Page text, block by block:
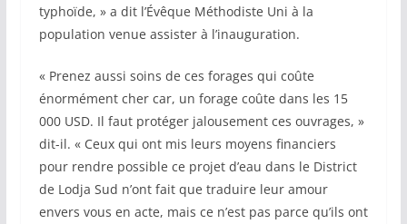
typhoïde, » a dit l’Évêque Méthodiste Uni à la
population venue assister à l’inauguration.
« Prenez aussi soins de ces forages qui coûte
énormément cher car, un forage coûte dans les 15
000 USD. Il faut protéger jalousement ces ouvrages, »
dit-il. « Ceux qui ont mis leurs moyens financiers
pour rendre possible ce projet d’eau dans le District
de Lodja Sud n’ont fait que traduire leur amour
envers vous en acte, mais ce n’est pas parce qu’ils ont